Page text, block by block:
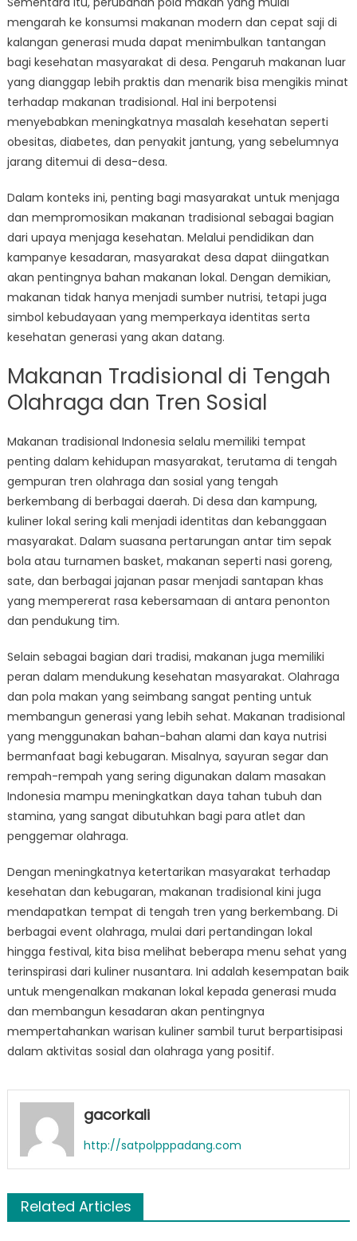
mengarah ke konsumsi makanan modern dan cepat saji di
kalangan generasi muda dapat menimbulkan tantangan
bagi kesehatan masyarakat di desa. Pengaruh makanan luar
yang dianggap lebih praktis dan menarik bisa mengikis minat
terhadap makanan tradisional. Hal ini berpotensi
menyebabkan meningkatnya masalah kesehatan seperti
obesitas, diabetes, dan penyakit jantung, yang sebelumnya
jarang ditemui di desa-desa.
Dalam konteks ini, penting bagi masyarakat untuk menjaga
dan mempromosikan makanan tradisional sebagai bagian
dari upaya menjaga kesehatan. Melalui pendidikan dan
kampanye kesadaran, masyarakat desa dapat diingatkan
akan pentingnya bahan makanan lokal. Dengan demikian,
makanan tidak hanya menjadi sumber nutrisi, tetapi juga
simbol kebudayaan yang memperkaya identitas serta
kesehatan generasi yang akan datang.
Makanan Tradisional di Tengah
Olahraga dan Tren Sosial
Makanan tradisional Indonesia selalu memiliki tempat
penting dalam kehidupan masyarakat, terutama di tengah
gempuran tren olahraga dan sosial yang tengah
berkembang di berbagai daerah. Di desa dan kampung,
kuliner lokal sering kali menjadi identitas dan kebanggaan
masyarakat. Dalam suasana pertarungan antar tim sepak
bola atau turnamen basket, makanan seperti nasi goreng,
sate, dan berbagai jajanan pasar menjadi santapan khas
yang mempererat rasa kebersamaan di antara penonton
dan pendukung tim.
Selain sebagai bagian dari tradisi, makanan juga memiliki
peran dalam mendukung kesehatan masyarakat. Olahraga
dan pola makan yang seimbang sangat penting untuk
membangun generasi yang lebih sehat. Makanan tradisional
yang menggunakan bahan-bahan alami dan kaya nutrisi
bermanfaat bagi kebugaran. Misalnya, sayuran segar dan
rempah-rempah yang sering digunakan dalam masakan
Indonesia mampu meningkatkan daya tahan tubuh dan
stamina, yang sangat dibutuhkan bagi para atlet dan
penggemar olahraga.
Dengan meningkatnya ketertarikan masyarakat terhadap
kesehatan dan kebugaran, makanan tradisional kini juga
mendapatkan tempat di tengah tren yang berkembang. Di
berbagai event olahraga, mulai dari pertandingan lokal
hingga festival, kita bisa melihat beberapa menu sehat yang
terinspirasi dari kuliner nusantara. Ini adalah kesempatan baik
untuk mengenalkan makanan lokal kepada generasi muda
dan membangun kesadaran akan pentingnya
mempertahankan warisan kuliner sambil turut berpartisipasi
dalam aktivitas sosial dan olahraga yang positif.
gacorkali
http://satpolpppadang.com
Related Articles